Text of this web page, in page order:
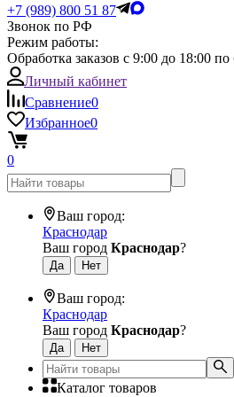
+7 (989) 800 51 87
Звонок по РФ
Режим работы:
Обработка заказов с 9:00 до 18:00 по
Личный кабинет
Сравнение0
Избранное0
0
Ваш город:
Краснодар
Ваш город Краснодар?
Ваш город:
Краснодар
Ваш город Краснодар?
Каталог товаров